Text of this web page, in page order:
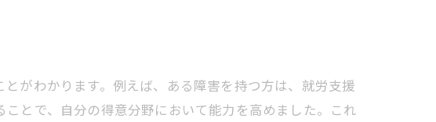
がわかります。例えば、ある障害を持つ方は、就労支援
とで、自分の得意分野において能力を高めました。これ